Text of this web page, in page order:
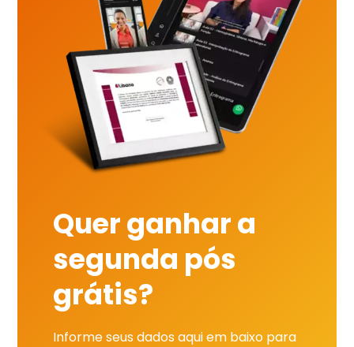
Quer ganhar a
segunda pós
grátis?
Informe seus dados aqui em baixo para